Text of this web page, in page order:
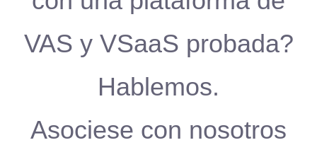
VAS y VSaaS probada?
Hablemos.
Asociese con nosotros